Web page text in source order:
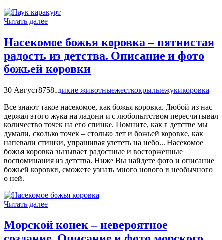
Читать далее
Насекомое божья коровка – пятнистая
радость из детства. Описание и фото
божьей коровки
30 Август87581 дикие животныежесткокрылыежукикоровка
Все знают такое насекомое, как божья коровка. Любой из нас
держал этого жука на ладони и с любопытством пересчитывал
количество точек на его спинке. Помните, как в детстве мы
думали, сколько точек – столько лет и божьей коровке, как
напевали стишки, упрашивая улететь на небо... Насекомое
божья коровка вызывает радостные и восторженные
воспоминания из детства. Ниже Вы найдете фото и описание
божьей коровки, сможете узнать много нового и необычного
о ней.
Читать далее
Морской конек – невероятное